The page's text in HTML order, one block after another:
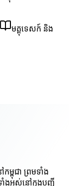
មគ្គុទេសក៍ និង
ម្ពុជា ព្រមទាំង
ងអស់នៅក្នុងបញ្ជី